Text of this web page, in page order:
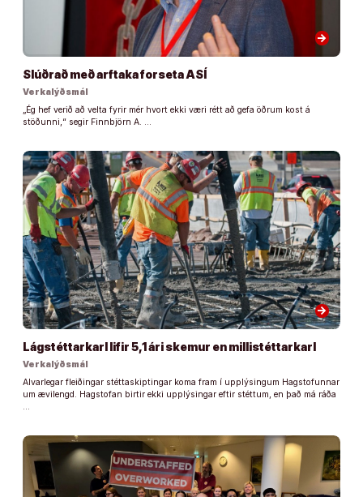
arrow_forward
Slúðrað með arftaka forseta ASÍ
Verkalýðsmál
„Ég hef verið að velta fyrir mér hvort ekki væri rétt að gefa öðrum kost á
stöðunni,“ segir Finnbjörn A. …
arrow_forward
Lágstéttarkarl lifir 5,1 ári skemur en millistéttarkarl
Verkalýðsmál
Alvarlegar fleiðingar stéttaskiptingar koma fram í upplýsingum Hagstofunnar
um ævilengd. Hagstofan birtir ekki upplýsingar eftir stéttum, en það má ráða
…